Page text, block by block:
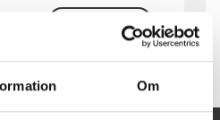
Om